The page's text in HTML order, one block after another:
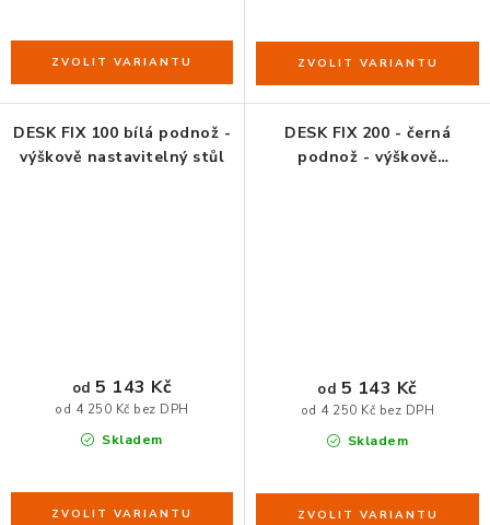
DESK FIX 100 bílá podnož -
výškově nastavitelný stůl
Skladem
od 4 250 Kč bez DPH
od 5 143 Kč
DESK FIX 200 - černá
podnož - výškově
Skladem
od 4 250 Kč bez DPH
od 5 143 Kč